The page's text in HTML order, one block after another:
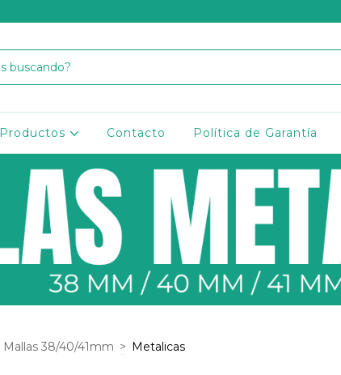
Productos Contacto Política de Garantía
Mallas 38/40/41mm > Metalicas